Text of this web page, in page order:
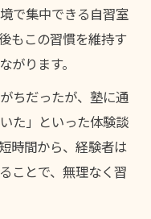
で集中できる自習室
もこの習慣を維持す
がります。
ちだったが、塾に通
た」といった体験談
時間から、経験者は
ことで、無理なく習